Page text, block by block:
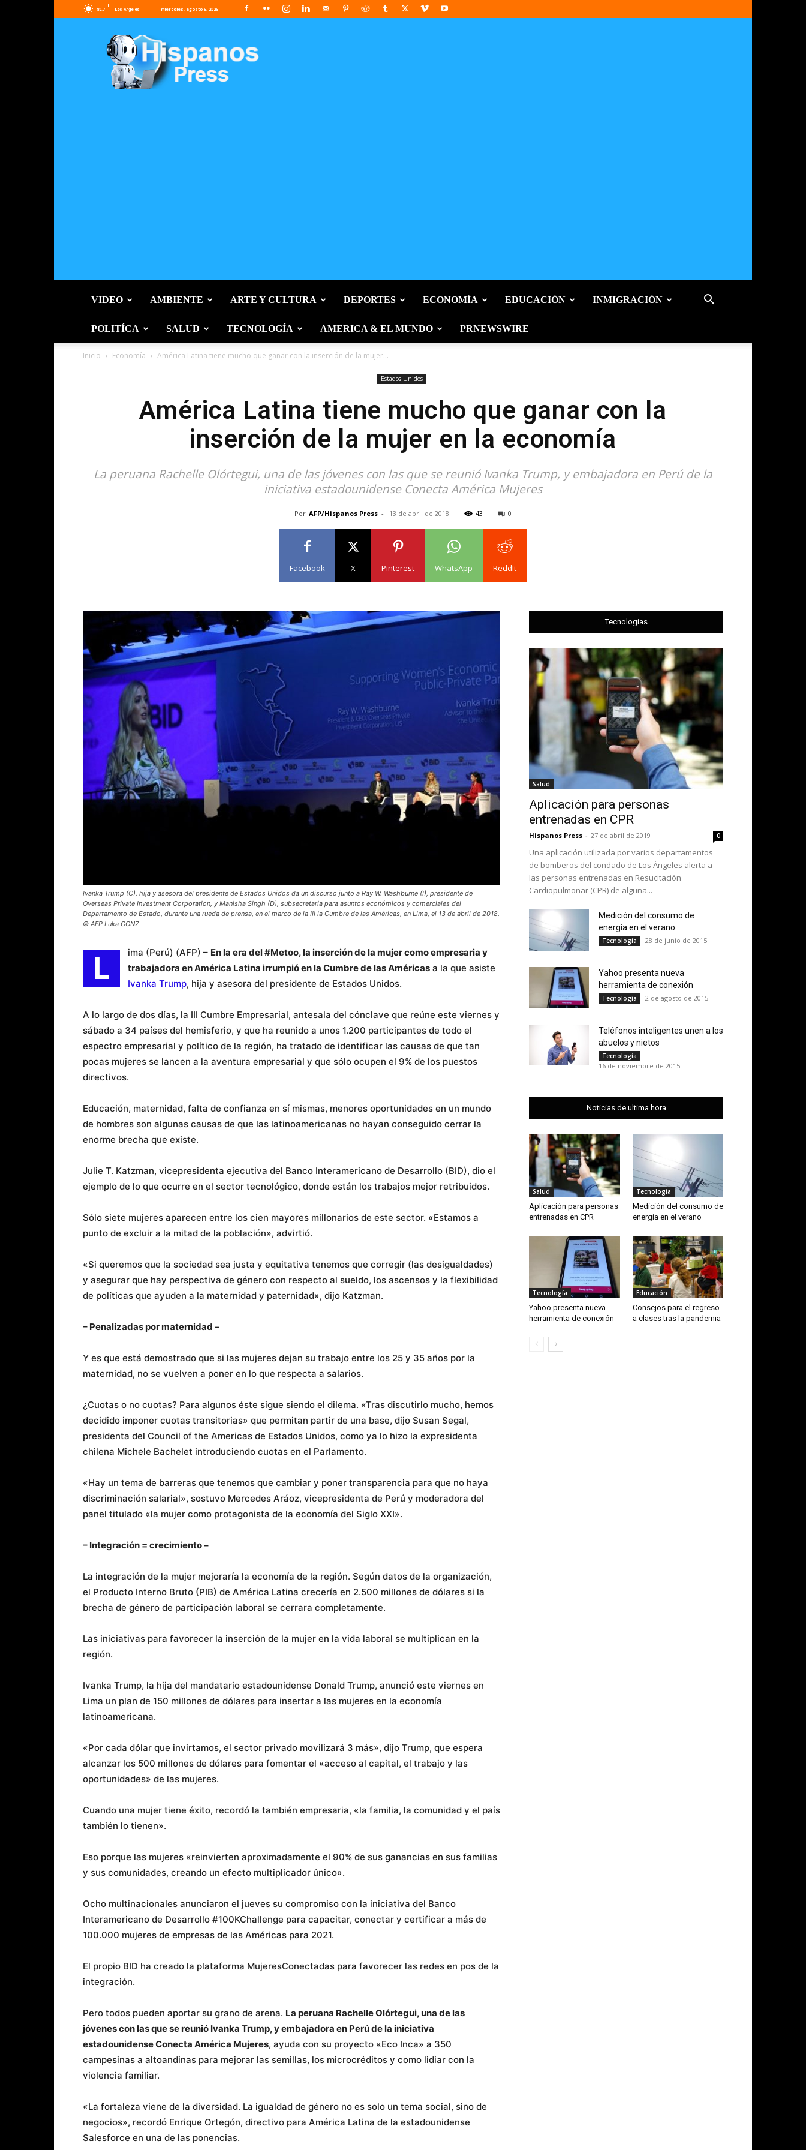
80.7
F
Los Angeles miércoles, agosto 5, 2026
Press
VIDEO AMBIENTE ARTE Y CULTURA DEPORTES ECONOMÍA EDUCACIÓN INMIGRACIÓN
POLITÍCA SALUD TECNOLOGÍA AMERICA & EL MUNDO PRNEWSWIRE
Inicio Economía América Latina tiene mucho que ganar con la inserción de la mujer...
Estados Unidos
América Latina tiene mucho que ganar con la
inserción de la mujer en la economía
La peruana Rachelle Olórtegui, una de las jóvenes con las que se reunió Ivanka Trump, y embajadora en Perú de la
iniciativa estadounidense Conecta América Mujeres
Por AFP/Hispanos Press - 13 de abril de 2018 43 0
Facebook X Pinterest WhatsApp ReddIt
Ivanka Trump (C), hija y asesora del presidente de Estados Unidos da un discurso junto a Ray W. Washburne (I), presidente de
Overseas Private Investment Corporation, y Manisha Singh (D), subsecretaria para asuntos económicos y comerciales del
Departamento de Estado, durante una rueda de prensa, en el marco de la III la Cumbre de las Américas, en Lima, el 13 de abril de 2018.
© AFP Luka GONZ
L ima (Perú) (AFP) – En la era del #Metoo, la inserción de la mujer como empresaria y
trabajadora en América Latina irrumpió en la Cumbre de las Américas a la que asiste
Ivanka Trump, hija y asesora del presidente de Estados Unidos.
A lo largo de dos días, la III Cumbre Empresarial, antesala del cónclave que reúne este viernes y
sábado a 34 países del hemisferio, y que ha reunido a unos 1.200 participantes de todo el
espectro empresarial y político de la región, ha tratado de identificar las causas de que tan
pocas mujeres se lancen a la aventura empresarial y que sólo ocupen el 9% de los puestos
directivos.
Educación, maternidad, falta de confianza en sí mismas, menores oportunidades en un mundo
de hombres son algunas causas de que las latinoamericanas no hayan conseguido cerrar la
enorme brecha que existe.
Julie T. Katzman, vicepresidenta ejecutiva del Banco Interamericano de Desarrollo (BID), dio el
ejemplo de lo que ocurre en el sector tecnológico, donde están los trabajos mejor retribuidos.
Sólo siete mujeres aparecen entre los cien mayores millonarios de este sector. «Estamos a
punto de excluir a la mitad de la población», advirtió.
«Si queremos que la sociedad sea justa y equitativa tenemos que corregir (las desigualdades)
y asegurar que hay perspectiva de género con respecto al sueldo, los ascensos y la flexibilidad
de políticas que ayuden a la maternidad y paternidad», dijo Katzman.
– Penalizadas por maternidad –
Y es que está demostrado que si las mujeres dejan su trabajo entre los 25 y 35 años por la
maternidad, no se vuelven a poner en lo que respecta a salarios.
¿Cuotas o no cuotas? Para algunos éste sigue siendo el dilema. «Tras discutirlo mucho, hemos
decidido imponer cuotas transitorias» que permitan partir de una base, dijo Susan Segal,
presidenta del Council of the Americas de Estados Unidos, como ya lo hizo la expresidenta
chilena Michele Bachelet introduciendo cuotas en el Parlamento.
«Hay un tema de barreras que tenemos que cambiar y poner transparencia para que no haya
discriminación salarial», sostuvo Mercedes Aráoz, vicepresidenta de Perú y moderadora del
panel titulado «la mujer como protagonista de la economía del Siglo XXI».
– Integración = crecimiento –
La integración de la mujer mejoraría la economía de la región. Según datos de la organización,
el Producto Interno Bruto (PIB) de América Latina crecería en 2.500 millones de dólares si la
brecha de género de participación laboral se cerrara completamente.
Las iniciativas para favorecer la inserción de la mujer en la vida laboral se multiplican en la
región.
Ivanka Trump, la hija del mandatario estadounidense Donald Trump, anunció este viernes en
Lima un plan de 150 millones de dólares para insertar a las mujeres en la economía
latinoamericana.
«Por cada dólar que invirtamos, el sector privado movilizará 3 más», dijo Trump, que espera
alcanzar los 500 millones de dólares para fomentar el «acceso al capital, el trabajo y las
oportunidades» de las mujeres.
Cuando una mujer tiene éxito, recordó la también empresaria, «la familia, la comunidad y el país
también lo tienen».
Eso porque las mujeres «reinvierten aproximadamente el 90% de sus ganancias en sus familias
y sus comunidades, creando un efecto multiplicador único».
Ocho multinacionales anunciaron el jueves su compromiso con la iniciativa del Banco
Interamericano de Desarrollo #100KChallenge para capacitar, conectar y certificar a más de
100.000 mujeres de empresas de las Américas para 2021.
El propio BID ha creado la plataforma MujeresConectadas para favorecer las redes en pos de la
integración.
Pero todos pueden aportar su grano de arena. La peruana Rachelle Olórtegui, una de las
jóvenes con las que se reunió Ivanka Trump, y embajadora en Perú de la iniciativa
estadounidense Conecta América Mujeres, ayuda con su proyecto «Eco Inca» a 350
campesinas a altoandinas para mejorar las semillas, los microcréditos y como lidiar con la
violencia familiar.
«La fortaleza viene de la diversidad. La igualdad de género no es solo un tema social, sino de
negocios», recordó Enrique Ortegón, directivo para América Latina de la estadounidense
Salesforce en una de las ponencias.
Tecnologias
Salud
Aplicación para personas
entrenadas en CPR
Hispanos Press - 27 de abril de 2019 0
Una aplicación utilizada por varios departamentos
de bomberos del condado de Los Ángeles alerta a
las personas entrenadas en Resucitación
Cardiopulmonar (CPR) de alguna...
Medición del consumo de
energía en el verano
Tecnología 28 de junio de 2015
Yahoo presenta nueva
herramienta de conexión
Tecnología 2 de agosto de 2015
Teléfonos inteligentes unen a los
abuelos y nietos
Tecnología
16 de noviembre de 2015
Noticias de ultima hora
Salud
Aplicación para personas
entrenadas en CPR
Tecnología
Medición del consumo de
energía en el verano
Tecnología
Yahoo presenta nueva
herramienta de conexión
Educación
Consejos para el regreso
a clases tras la pandemia